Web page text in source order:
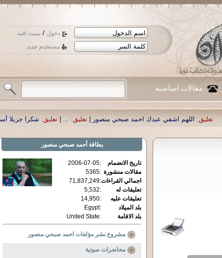
دخول / نسيت كلمة
مستخدم جديد
مقالات اساسية
اشفي عبدك احمد صبحي منصور| تعليق: ...
|تعليق: شكرا جزيلا أستاذ حمد الحمد
بطاقة آحمد صبحي منصور
تاريخ الانضمام :
2006-07-05
مقالات منشورة :
5365
اجمالي القراءات:
71,837,249
تعليقات له
:
5,532
تعليقات عليه
:
14,950
بلد الميلاد
:
Egypt
بلد الاقامة
:
United State
مشروع نشر مؤلفات احمد صبحي منصور
محاضرات صوتية